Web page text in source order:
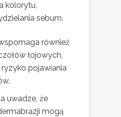
kolorytu,
sebum.
również
łojowych,
pojawiania
uwadze, że
mogą